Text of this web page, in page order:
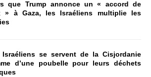
que Trump annonce un « accord de
» à Gaza, les Israéliens multiplie les
Israéliens se servent de la Cisjordanie
d’une poubelle pour leurs déchets